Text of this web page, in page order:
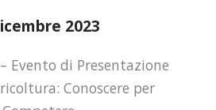
2023
– Evento di Presentazione
Conoscere per